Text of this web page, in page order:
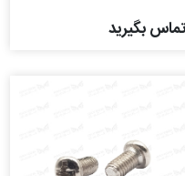
تماس بگیرید